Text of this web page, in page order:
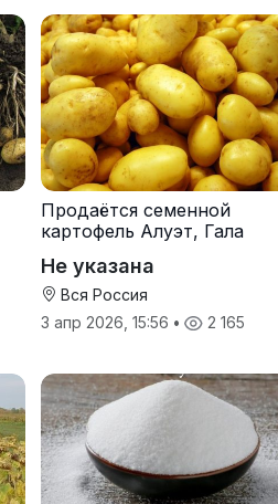
Продаётся семенной
картофель Алуэт, Гала
Не указана
Вся Россия
3 апр 2026, 15:56 • 2 165